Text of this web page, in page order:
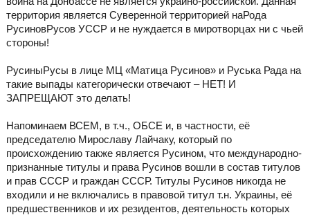
территория является Суверенной территорией наРода
РусиновРусов УССР и не нуждается в миротворцах ни с чьей
стороны!
РусиныРусы в лице МЦ «Матица Русинов» и Руська Рада на
такие выпады категорически отвечают – НЕТ! И
ЗАПРЕЩАЮТ это делать!
Напоминаем ВСЕМ, в т.ч., ОБСЕ и, в частности, её
председателю Мирославу Лайчаку, который по
происхождению также является Русином, что международно-
признанные титулы и права Русинов вошли в состав титулов
и прав СССР и граждан СССР. Титулы Русинов никогда не
входили и не включались в правовой титул т.н. Украины, её
предшественников и их резидентов, деятельность которых